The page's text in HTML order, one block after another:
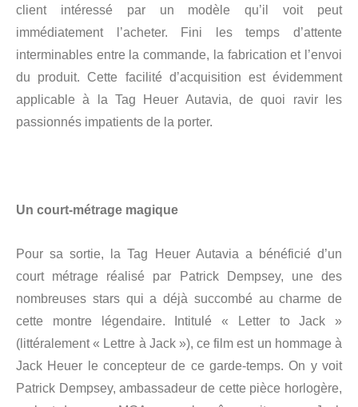
client intéressé par un modèle qu’il voit peut
immédiatement l’acheter. Fini les temps d’attente
interminables entre la commande, la fabrication et l’envoi
du produit. Cette facilité d’acquisition est évidemment
applicable à la Tag Heuer Autavia, de quoi ravir les
passionnés impatients de la porter.
Un court-métrage magique
Pour sa sortie, la Tag Heuer Autavia a bénéficié d’un
court métrage réalisé par Patrick Dempsey, une des
nombreuses stars qui a déjà succombé au charme de
cette montre légendaire. Intitulé « Letter to Jack »
(littéralement « Lettre à Jack »), ce film est un hommage à
Jack Heuer le concepteur de ce garde-temps. On y voit
Patrick Dempsey, ambassadeur de cette pièce horlogère,